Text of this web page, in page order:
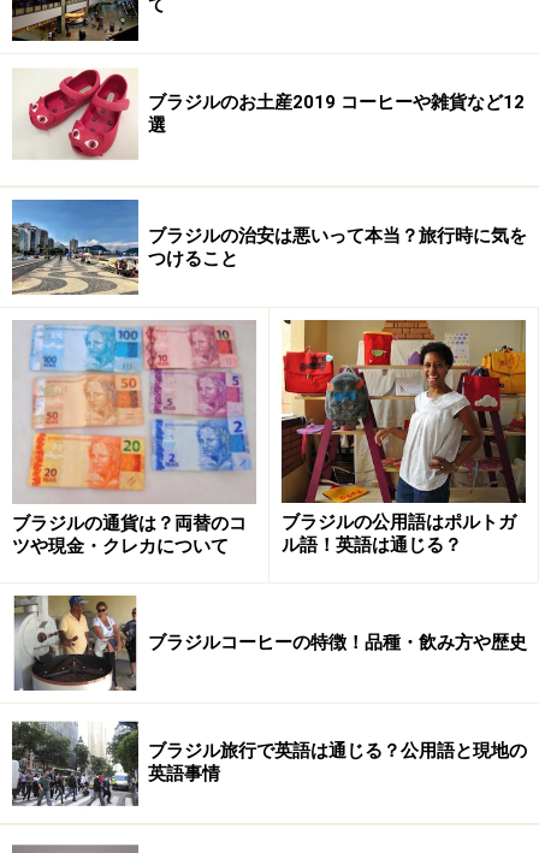
呼びます。チョコレートの中身は様々な種類がありま
す。シロップの他にも、ホワイトチョコやふわふわした
ウエハースのようなものなど。変り種ではブラジルの食
卓に欠かせない唐辛子（pimenta、ピメンタ）入りのも
さがあります。
こちらはホワイトチョコ＆ウエハース入りです。ウエハース
の食感が癖になります
スーパーマーケットのレジ近くや路上の売店（banca、
バンカ）、コーヒーショップなどで売られています。ひ
とつ1レアル50センターボほど（約60円）。
なんだか楽しい気持ちになるパッケージですよね。これは
Garoto（ガロット）というメーカーのもの
右の画像は箱入りのボンボンです。ボンボンだけが入っ
ブラジルのお土産2019 コーヒーや雑貨など12
選
ブラジルの治安は悪いって本当？旅行時に気を
つけること
ブラジルの通貨は？両替のコ
ツや現金・クレカについて
ブラジルの公用語はポルトガ
ル語！英語は通じる？
ブラジルコーヒーの特徴！品種・飲み方や歴史
ブラジル旅行で英語は通じる？公用語と現地の
英語事情